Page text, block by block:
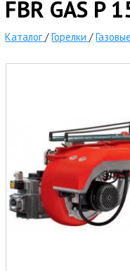
FBR GAS P
Каталог /Горелки /